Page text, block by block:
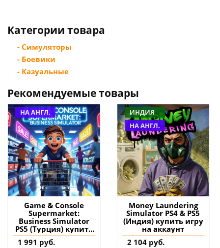
Категории товара
- Симуляторы
- Боевики
- Казуальные
Рекомендуемые товары
НА АНГЛ.
Game & Console
Supermarket:
Business Simulator
PS5 (Турция) купить
игру на аккаунт
1 991 руб.
ИНДИЯ
НА АНГЛ.
Money Laundering
Simulator PS4 & PS5
(Индия) купить игру
на аккаунт
2 104 руб.